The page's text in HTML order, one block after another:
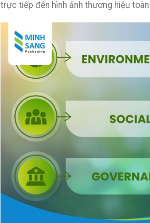
trực tiếp đến hình ảnh thương hiệu